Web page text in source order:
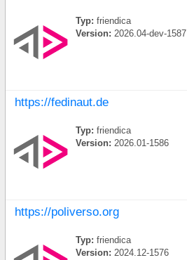
Typ: friendica
Version: 2026.04-dev-1587
https://fedinaut.de
Typ: friendica
Version: 2026.01-1586
https://poliverso.org
Typ: friendica
Version: 2024.12-1576